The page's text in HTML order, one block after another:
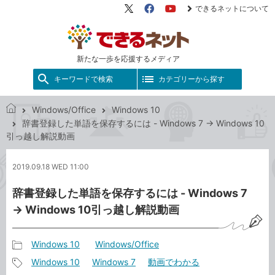
新たな一歩を応援するメディア
X（旧
FacebookYouTube
できるネットについて
キーワードで検索 カテゴリーから探す
で
き
ッ
Windows/Office
Windows 10
辞書登録した単語を保存するには - Windows 7 → Windows 10
引っ越し解説動画
2019.09.18 WED 11:00
辞書登録した単語を保存するには - Windows 7
→ Windows 10引っ越し解説動画
事
Windows 10 Windows/Office
Windows 10 Windows 7 動画でわかる